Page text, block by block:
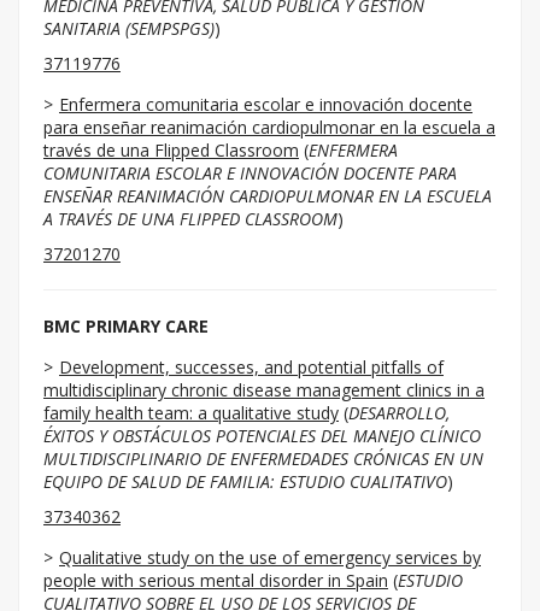
MEDICINA PREVENTIVA, SALUD PÚBLICA Y GESTIÓN
SANITARIA (SEMPSPGS))
37119776
Enfermera comunitaria escolar e innovación docente
para enseñar reanimación cardiopulmonar en la escuela a
través de una Flipped Classroom (ENFERMERA
COMUNITARIA ESCOLAR E INNOVACIÓN DOCENTE PARA
ENSEÑAR REANIMACIÓN CARDIOPULMONAR EN LA ESCUELA
A TRAVÉS DE UNA FLIPPED CLASSROOM)
37201270
BMC PRIMARY CARE
Development, successes, and potential pitfalls of
multidisciplinary chronic disease management clinics in a
family health team: a qualitative study (DESARROLLO,
ÉXITOS Y OBSTÁCULOS POTENCIALES DEL MANEJO CLÍNICO
MULTIDISCIPLINARIO DE ENFERMEDADES CRÓNICAS EN UN
EQUIPO DE SALUD DE FAMILIA: ESTUDIO CUALITATIVO)
37340362
Qualitative study on the use of emergency services by
people with serious mental disorder in Spain (ESTUDIO
CUALITATIVO SOBRE EL USO DE LOS SERVICIOS DE